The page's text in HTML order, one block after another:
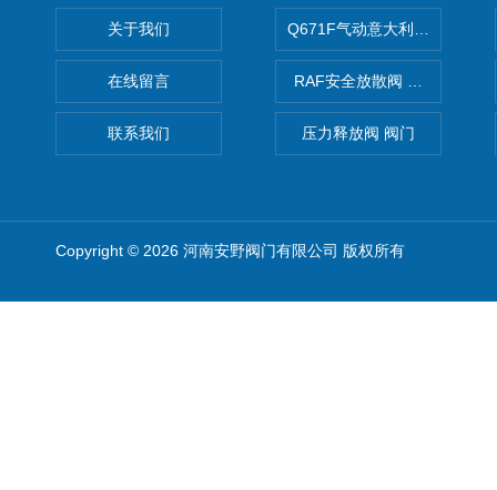
关于我们
在线留言
联系我们
Q671F气动意大利式薄型球阀
RAF安全放散阀 阀生产
压力释放阀 阀门
Copyright © 2026 河南安野阀门有限公司 版权所有